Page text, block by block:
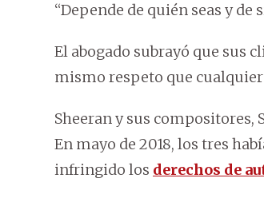
“Depende de quién seas y
El abogado subrayó que sus
mismo respeto que
Sheeran y sus compositores,
En mayo de 2018, los tres
infringido los derechos de